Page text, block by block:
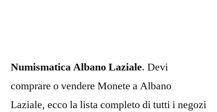
Numismatica Albano Laziale. Devi
comprare o vendere Monete a Albano
Laziale, ecco la lista completo di tutti i negozi